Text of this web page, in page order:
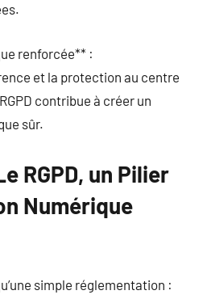
renforcée** :
et la protection au centre
contribue à créer un
sûr.
RGPD, un Pilier
Numérique
simple réglementation :